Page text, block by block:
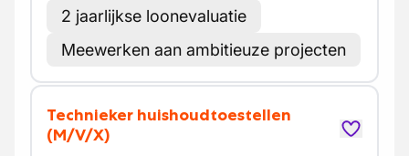
2 jaarlijkse loonevaluatie
Meewerken aan ambitieuze projecten
Technieker huishoudtoestellen
(M/V/X)